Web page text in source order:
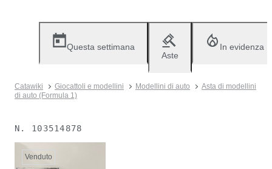
Questa settimana
Aste
In evidenza
Catawiki Giocattoli e modellini Modellini di auto
Asta di modellini
di auto (Formula 1)
N. 103514878
Venduto